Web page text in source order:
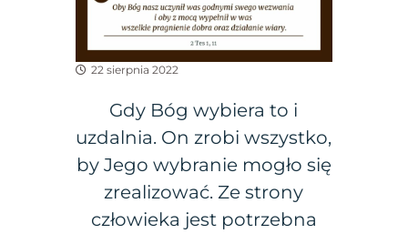
22 sierpnia 2022
Gdy Bóg wybiera to i
uzdalnia. On zrobi wszystko,
by Jego wybranie mogło się
zrealizować. Ze strony
człowieka jest potrzebna